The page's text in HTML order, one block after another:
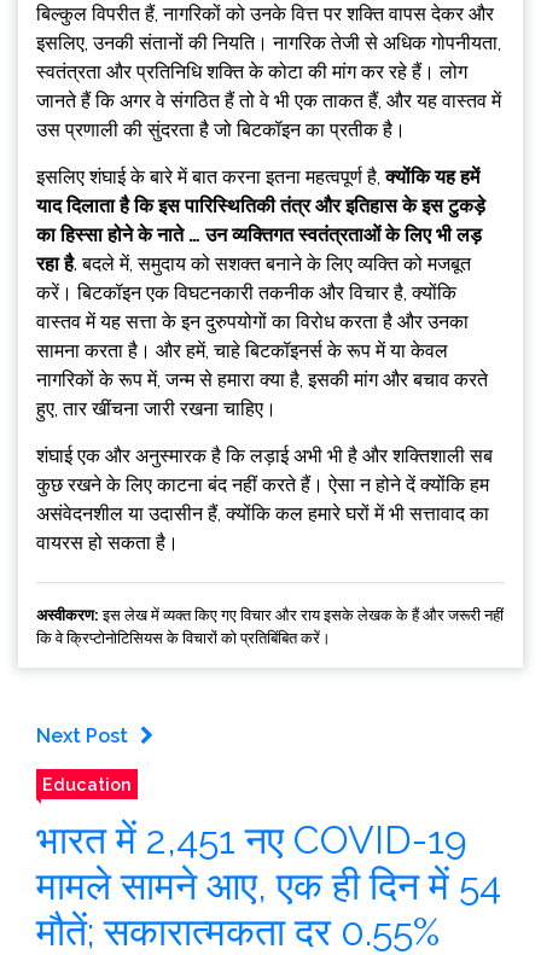
बिल्कुल विपरीत हैं, नागरिकों को उनके वित्त पर शक्ति वापस देकर और
इसलिए, उनकी संतानों की नियति। नागरिक तेजी से अधिक गोपनीयता,
स्वतंत्रता और प्रतिनिधि शक्ति के कोटा की मांग कर रहे हैं। लोग
जानते हैं कि अगर वे संगठित हैं तो वे भी एक ताकत हैं, और यह वास्तव में
उस प्रणाली की सुंदरता है जो बिटकॉइन का प्रतीक है।
इसलिए शंघाई के बारे में बात करना इतना महत्वपूर्ण है,क्योंकि यह हमें
याद दिलाता है कि इस पारिस्थितिकी तंत्र और इतिहास के इस टुकड़े
का हिस्सा होने के नाते … उन व्यक्तिगत स्वतंत्रताओं के लिए भी लड़
रहा है. बदले में, समुदाय को सशक्त बनाने के लिए व्यक्ति को मजबूत
करें। बिटकॉइन एक विघटनकारी तकनीक और विचार है, क्योंकि
वास्तव में यह सत्ता के इन दुरुपयोगों का विरोध करता है और उनका
सामना करता है। और हमें, चाहे बिटकॉइनर्स के रूप में या केवल
नागरिकों के रूप में, जन्म से हमारा क्या है, इसकी मांग और बचाव करते
हुए, तार खींचना जारी रखना चाहिए।
शंघाई एक और अनुस्मारक है कि लड़ाई अभी भी है और शक्तिशाली सब
कुछ रखने के लिए काटना बंद नहीं करते हैं। ऐसा न होने दें क्योंकि हम
असंवेदनशील या उदासीन हैं, क्योंकि कल हमारे घरों में भी सत्तावाद का
वायरस हो सकता है।
अस्वीकरण: इस लेख में व्यक्त किए गए विचार और राय इसके लेखक के हैं और जरूरी नहीं
कि वे क्रिप्टोनोटिसियस के विचारों को प्रतिबिंबित करें।
Next Post
Education
भारत में 2,451 नए COVID-19
मामले सामने आए, एक ही दिन में 54
मौतें; सकारात्मकता दर 0.55%